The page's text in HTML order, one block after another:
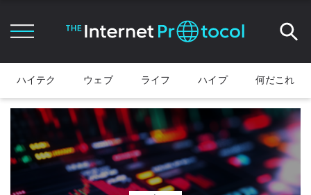
ハイテク ウェブ ライフ ハイプ 何だこれ